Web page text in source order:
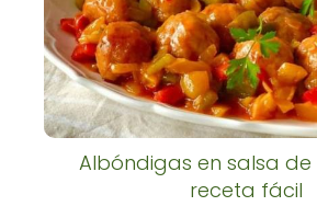
Albóndigas en salsa de
receta fácil